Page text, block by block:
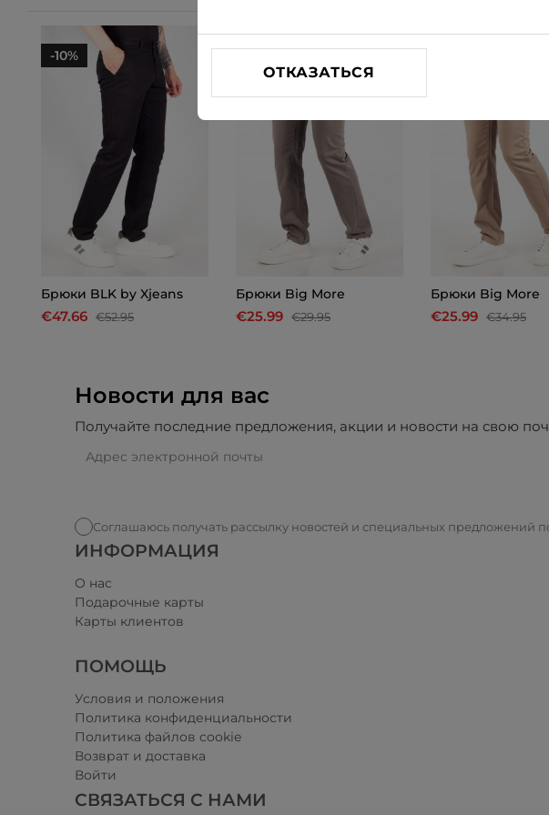
-10%
Брюки BLK by Xjeans
€47.66 €52.95
Брюки Big More
€25.99 €29.95
Брюки Big More
€25.99 €34.95
Новости для вас
Получайте последние предложения, акции и новости на свою
Соглашаюсь получать рассылку новостей и специальных предложений
ИНФОРМАЦИЯ
О нас
Подарочные карты
Карты клиентов
ПОМОЩЬ
Условия и положения​
Политика конфиденциальности
Политика файлов cookie
Возврат и доставка
Войти
СВЯЗАТЬСЯ С НАМИ
ОТКАЗАТЬСЯ